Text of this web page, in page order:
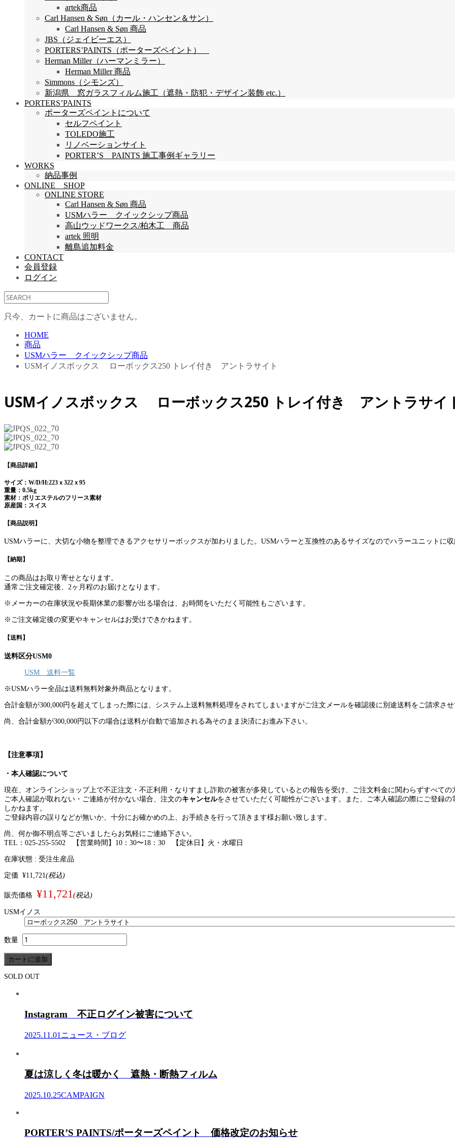
artek商品
Carl Hansen & Søn（カール・ハンセン＆サン）
Carl Hansen & Søn 商品
JBS（ジェイビーエス）
PORTERS’PAINTS（ポーターズペイント）
Herman Miller（ハーマンミラー）
Herman Miller 商品
Simmons（シモンズ）
新潟県 窓ガラスフィルム施工（遮熱・防犯・デザイン装飾 etc.）
PORTERS’PAINTS
ポーターズペイントについて
セルフペイント
TOLEDO施工
リノベーションサイト
PORTER’S PAINTS 施工事例ギャラリー
WORKS
納品事例
ONLINE SHOP
ONLINE STORE
Carl Hansen & Søn 商品
USMハラー クイックシップ商品
高山ウッドワークス/柏木工 商品
artek 照明
離島追加料金
CONTACT
会員登録
ログイン
只今、カートに商品はございません。
HOME
商品
USMハラー クイックシップ商品
USMイノスボックス ローボックス250 トレイ付き アントラサイト
USMイノスボックス ローボックス250 トレイ付き アントラサイ
【商品詳細】
サイズ：W/D/H:223ｘ322ｘ95
重量：0.5kg
素材：ポリエステルのフリース素材
原産国：スイス
【商品説明】
USMハラーに、大切な小物を整理できるアクセサリーボックスが加わりました。USMハラーと互換性のあるサイズなのでハラーユニットに
【納期】
この商品はお取り寄せとなります。
通常ご注文確定後、2ヶ月程のお届けとなります。
※メーカーの在庫状況や長期休業の影響が出る場合は、お時間をいただく可能性もございます。
※ご注文確定後の変更やキャンセルはお受けできかねます。
【送料】
送料区分USM0
USM 送料一覧
※USMハラー全品は送料無料対象外商品となります。
合計金額が300,000円を超えてしまった際には、システム上送料無料処理をされてしまいますがご注文メールを確認後に別途送料をご請求さ
尚、合計金額が300,000円以下の場合は送料が自動で追加される為そのまま決済にお進み下さい。
【注意事項】
・本人確認について
現在、オンラインショップ上で不正注文・不正利用・なりすまし詐欺の被害が多発しているとの報告を受け、ご注文料金に関わらずすべて
ご本人確認が取れない・ご連絡が付かない場合、注文のキャンセルをさせていただく可能性がございます。また、ご本人確認の際にご登録
しかねます。
ご登録内容の誤りなどが無いか、十分にお確かめの上、お手続きを行って頂きます様お願い致します。
尚、何か御不明点等ございましたらお気軽にご連絡下さい。
TEL：025-255-5502 【営業時間】10：30〜18：30 【定休日】火・水曜日
在庫状態 : 受注生産品
定価 ¥11,721 (税込)
販売価格 ¥11,721 (税込)
USMイノス
数量
SOLD OUT
Instagram 不正ログイン被害について
2025.11.01 ニュース・ブログ
夏は涼しく冬は暖かく 遮熱・断熱フィルム
2025.10.25CAMPAIGN
PORTER’S PAINTS/ポーターズペイント 価格改定のお知らせ